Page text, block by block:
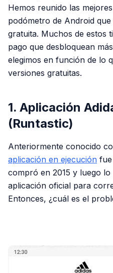
Hemos reunido las
podómetro de Android
gratuita. Muchos de estos
pago que desbloquean
elegimos en función de lo
versiones gratuitas.
1. Aplicación
(Runtastic)
Anteriormente conocido
aplicación en ejecución
compró en 2015 y luego
aplicación oficial para
Entonces, ¿cuál es el